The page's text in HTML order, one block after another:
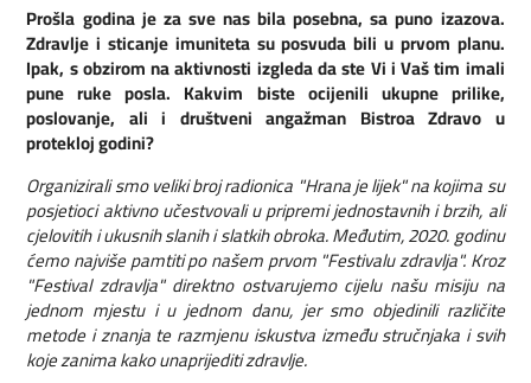
Prošla godina je za sve nas bila posebna, sa puno izazova.
Zdravlje i sticanje imuniteta su posvuda bili u prvom planu.
Ipak, s obzirom na aktivnosti izgleda da ste Vi i Vaš tim imali
pune ruke posla. Kakvim biste ocijenili ukupne prilike,
poslovanje, ali i društveni angažman BistroaZdravo u
protekloj godini?
Organizirali smo veliki broj radionica "Hrana je lijek" na kojima su
posjetioci aktivno učestvovali u pripremi jednostavnih i brzih, ali
cjelovitih i ukusnih slanih i slatkih obroka. Međutim, 2020. godinu
ćemo najviše pamtiti po našem prvom "Festivalu zdravlja". Kroz
"Festival zdravlja" direktno ostvarujemo cijelu našu misiju na
jednom mjestu i u jednom danu, jer smo objedinili različite
metode i znanja te razmjenu iskustva između stručnjaka i svih
koje zanima kako unaprijediti zdravlje.